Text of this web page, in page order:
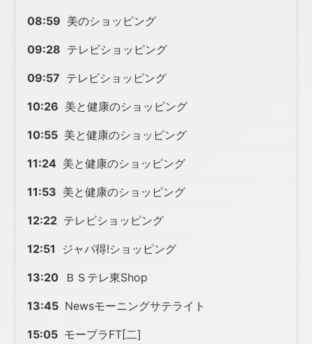
08:59 美のショッピング
09:28 テレビショッピング
09:57 テレビショッピング
10:26 美と健康のショッピング
10:55 美と健康のショッピング
11:24 美と健康のショッピング
11:53 美と健康のショッピング
12:22 テレビショッピング
12:51 ジャパ得!ショッピング
13:20 ＢＳテレ東Shop
13:45 Newsモーニングサテライト
15:05 モープラFT[二]